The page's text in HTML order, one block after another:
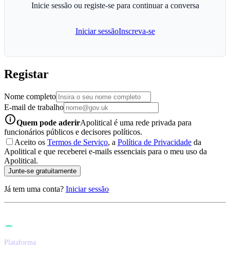
Inicie sessão ou registe-se para continuar a conversa
Iniciar sessãoInscreva-se
Registar
Nome completo
E-mail de trabalho
Quem pode aderirApolitical é uma rede privada para
funcionários públicos e decisores políticos.
Aceito os Termos de Serviço, a Política de Privacidade da
Apolitical e que receberei e-mails essenciais para o meu uso da
Apolitical.
Junte-se gratuitamente
Já tem uma conta? Iniciar sessão
Plataforma